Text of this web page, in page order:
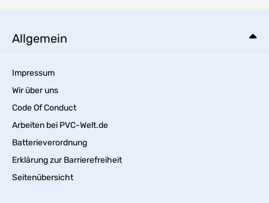
Allgemein
Impressum
Wir über uns
Code Of Conduct
Arbeiten bei PVC-Welt.de
Batterieverordnung
Erklärung zur Barrierefreiheit
Seitenübersicht